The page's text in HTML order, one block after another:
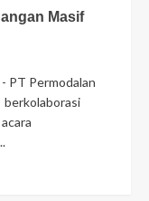
Masif
PT Permodalan
berkolaborasi